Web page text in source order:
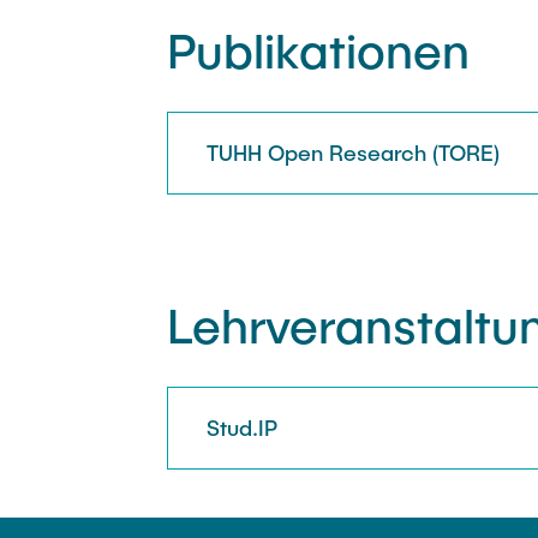
Publikationen
TUHH Open Research (TORE)
Stud.IP